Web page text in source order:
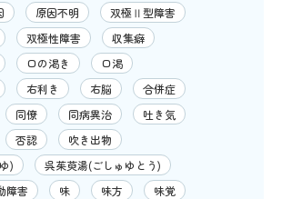
原因不明
双極Ⅱ型障害
双極性障害
収集癖
口の渇き
口渇
右利き 右脳
合併症
同僚 同病異治
吐き気
否認
吹き出物
)
呉茱萸湯(ごしゅゆとう)
障害
味 味方
味覚